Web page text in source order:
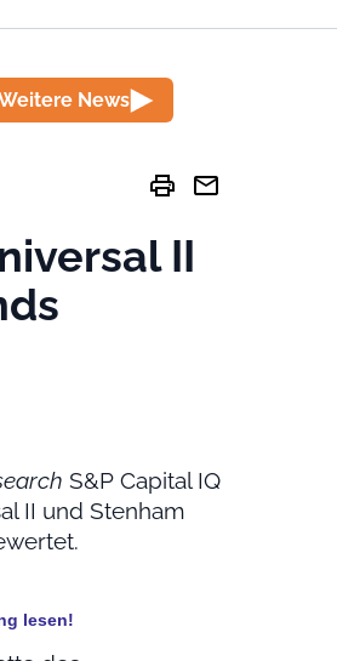
News
print mail
II
S&P Capital IQ
II und Stenham
lesen!